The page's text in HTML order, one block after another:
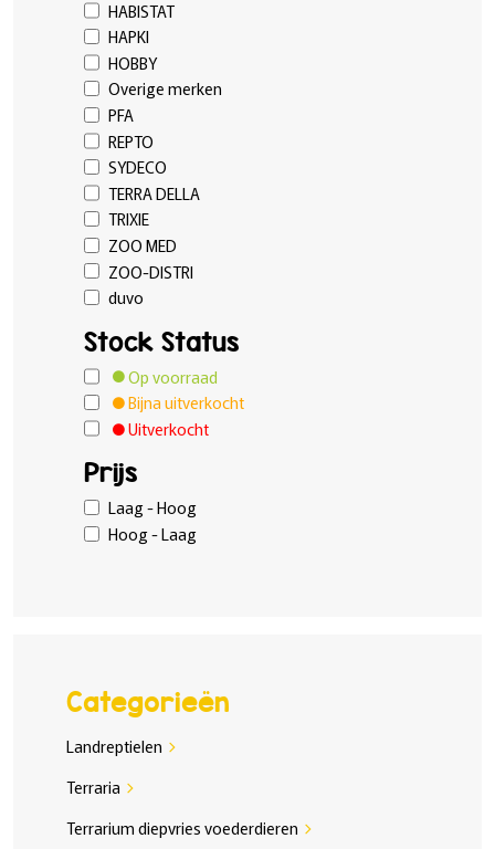
HABISTAT
HAPKI
HOBBY
Overige merken
PFA
REPTO
SYDECO
TERRA DELLA
TRIXIE
ZOO MED
ZOO-DISTRI
duvo
Stock Status
Op voorraad
Bijna uitverkocht
Uitverkocht
Prijs
Laag - Hoog
Hoog - Laag
Categorieën
Landreptielen chevron_right
Terraria chevron_right
Terrarium diepvries voederdieren chevron_right